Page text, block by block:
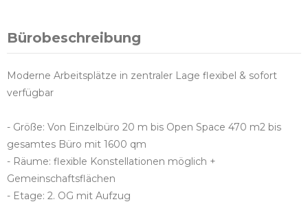
Bürobeschreibung
Moderne Arbeitsplätze in zentraler Lage flexibel & sofort
verfügbar
- Größe: Von Einzelbüro 20 m bis Open Space 470 m2 bis
gesamtes Büro mit 1600 qm
- Räume: flexible Konstellationen möglich +
Gemeinschaftsflächen
- Etage: 2. OG mit Aufzug